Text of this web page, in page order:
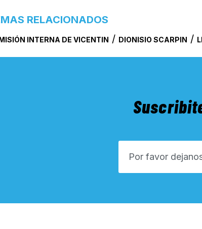
RELACIONADOS
INTERNA DE VICENTIN / DIONISIO SCARPIN /